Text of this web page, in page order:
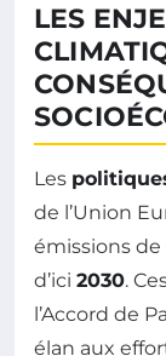
LES
Les
de l’Union
émissions de
d’ici 2030.
l’Accord de
élan aux